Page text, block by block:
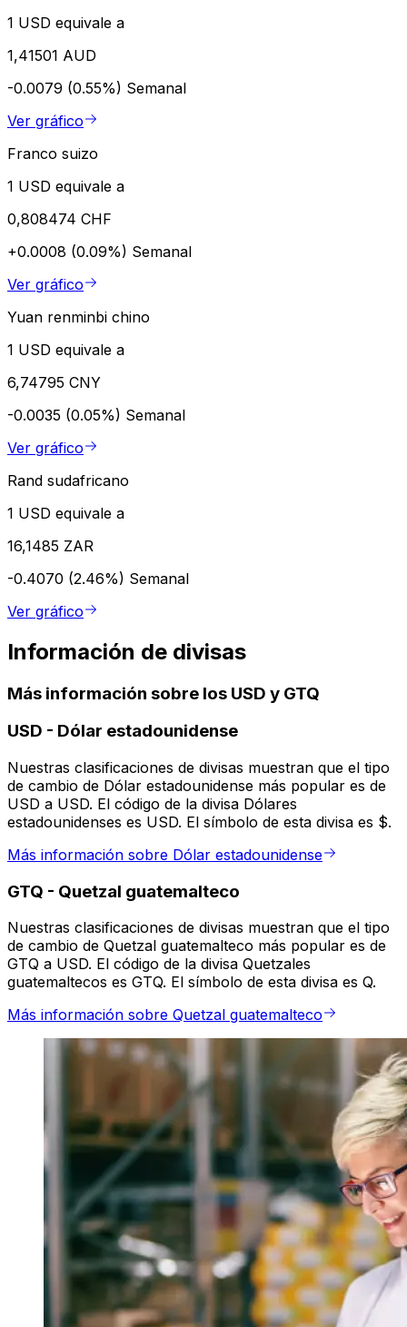
1 USD equivale a
1,41501 AUD
-0.0079 (0.55%) Semanal
Ver gráfico
Franco suizo
1 USD equivale a
0,808474 CHF
+0.0008 (0.09%) Semanal
Ver gráfico
Yuan renminbi chino
1 USD equivale a
6,74795 CNY
-0.0035 (0.05%) Semanal
Ver gráfico
Rand sudafricano
1 USD equivale a
16,1485 ZAR
-0.4070 (2.46%) Semanal
Ver gráfico
Información de divisas
Más información sobre los USD y GTQ
USD - Dólar estadounidense
Nuestras clasificaciones de divisas muestran que el tipo
de cambio de Dólar estadounidense más popular es de
USD a USD. El código de la divisa Dólares
estadounidenses es USD. El símbolo de esta divisa es $.
Más información sobre Dólar estadounidense
GTQ - Quetzal guatemalteco
Nuestras clasificaciones de divisas muestran que el tipo
de cambio de Quetzal guatemalteco más popular es de
GTQ a USD. El código de la divisa Quetzales
guatemaltecos es GTQ. El símbolo de esta divisa es Q.
Más información sobre Quetzal guatemalteco